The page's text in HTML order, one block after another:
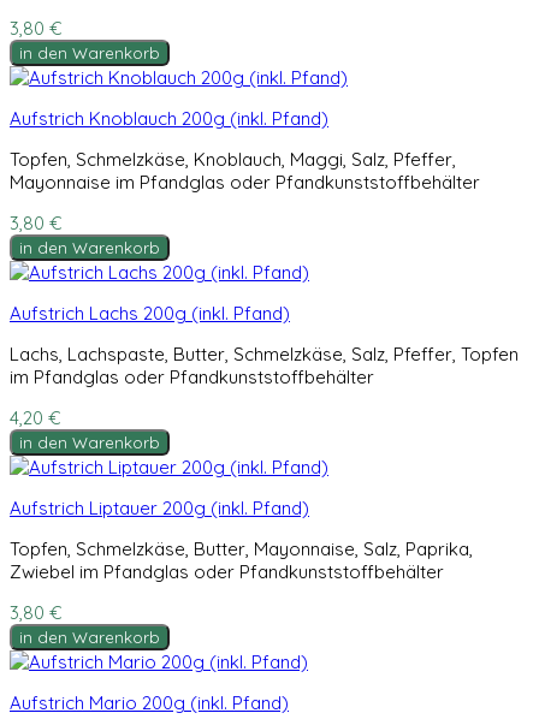
3,80 €
in den Warenkorb
Aufstrich Knoblauch 200g (inkl. Pfand)
Topfen, Schmelzkäse, Knoblauch, Maggi, Salz, Pfeffer,
Mayonnaise im Pfandglas oder Pfandkunststoffbehälter
3,80 €
in den Warenkorb
Aufstrich Lachs 200g (inkl. Pfand)
Lachs, Lachspaste, Butter, Schmelzkäse, Salz, Pfeffer, Topfen
im Pfandglas oder Pfandkunststoffbehälter
4,20 €
in den Warenkorb
Aufstrich Liptauer 200g (inkl. Pfand)
Topfen, Schmelzkäse, Butter, Mayonnaise, Salz, Paprika,
Zwiebel im Pfandglas oder Pfandkunststoffbehälter
3,80 €
in den Warenkorb
Aufstrich Mario 200g (inkl. Pfand)